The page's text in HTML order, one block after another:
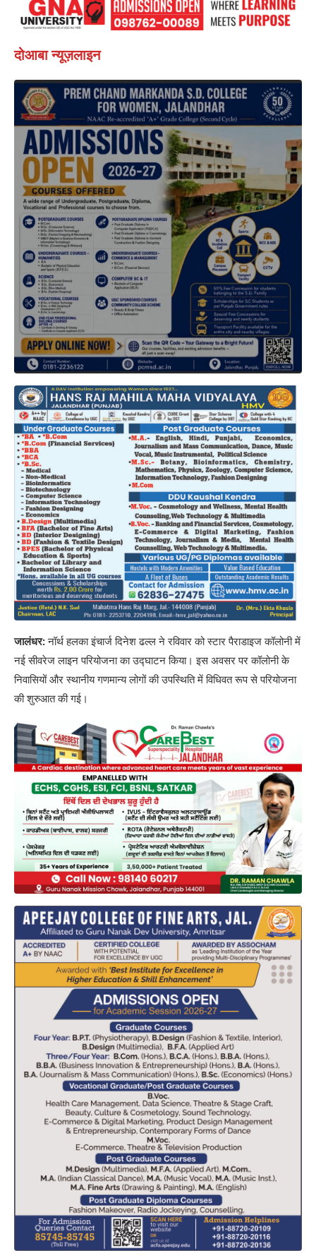
दोआबा न्यूज़लाइन
जालंधर:नॉर्थ हलका इंचार्ज दिनेश ढल्ल ने रविवार को स्टार पैराडाइज कॉलोनी में
नई सीवरेज लाइन परियोजना का उद्घाटन किया। इस अवसर पर कॉलोनी के
निवासियों और स्थानीय गणमान्य लोगों की उपस्थिति में विधिवत रूप से परियोजना
की शुरुआत की गई।